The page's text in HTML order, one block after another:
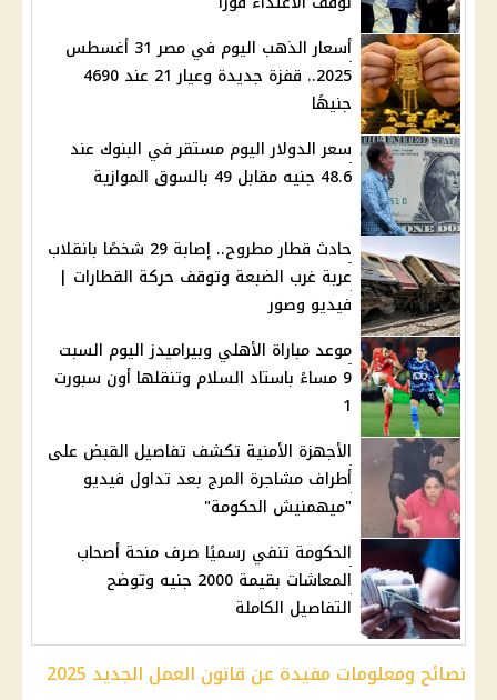
أسعار الذهب اليوم في مصر 31 أغسطس
2025.. قفزة جديدة وعيار 21 عند 4690
جنيهًا
سعر الدولار اليوم مستقر في البنوك عند
48.6 جنيه مقابل 49 بالسوق الموازية
حادث قطار مطروح.. إصابة 29 شخصًا بانقلاب
عربة غرب الضبعة وتوقف حركة القطارات |
فيديو وصور
موعد مباراة الأهلي وبيراميدز اليوم السبت
9 مساءً باستاد السلام وتنقلها أون سبورت
1
الأجهزة الأمنية تكشف تفاصيل القبض على
أطراف مشاجرة المرج بعد تداول فيديو
"ميهمنيش الحكومة"
الحكومة تنفي رسميًا صرف منحة أصحاب
المعاشات بقيمة 2000 جنيه وتوضح
التفاصيل الكاملة
نصائح ومعلومات مفيدة عن قانون العمل الجديد 2025